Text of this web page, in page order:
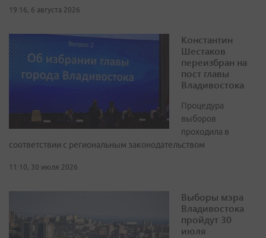
19:16, 6 августа 2026
Константин
Шестаков
переизбран на
пост главы
Владивостока
Процедура
выборов
проходила в
соответствии с региональным законодательством
11:10, 30 июля 2026
Выборы мэра
Владивостока
пройдут 30
июля